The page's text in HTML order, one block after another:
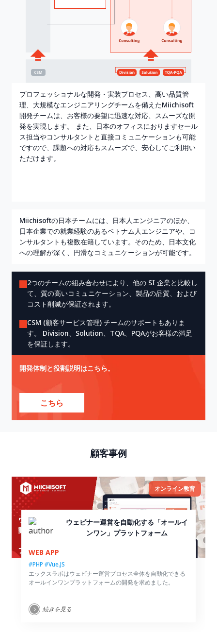
プロフェッショナルな開発・実装プロセス、高い品質管
理、大規模なエンジニアリングチームを備えたMiichisoft
開発チームは、お客様の要望に迅速な対応、スムーズな開
発を実現します。 また、日本のオフィスにおりますセール
ス担当やコンサルタントと直接コミュニケーションも可能
ですので、課題への対応もスムーズで、安心してご利用い
ただけます。
Miichisoftの日本チームには、日本人エンジニアのほか、
日本企業での就業経験のあるベトナム人エンジニアや、コ
ンサルタントも複数在籍しています。そのため、日本文化
への理解が深く、円滑なコミュニケーションが可能です。
2つのチームの組み合わせにより、他の SI 企業と比較し
て、質の高いコミュニケーション、製品の品質、および
コスト削減が保証されます。
CSM (顧客サービス管理) チームのサポートもありま
す。 Division、Solution、TQA、PQAがお客様の満足
を保証します。
開発体制と役割説明はこちら。
こちら
顧客事例
オンライン教育
ウェビナー運営を自動化する「オールイ
ンワン」プラットフォーム
WEB APP
#PHP #Vue.JS
エックスラボはウェビナー運営プロセス全体を自動化できる
オールインワンプラットフォームの開発を求めました。
続きを見る